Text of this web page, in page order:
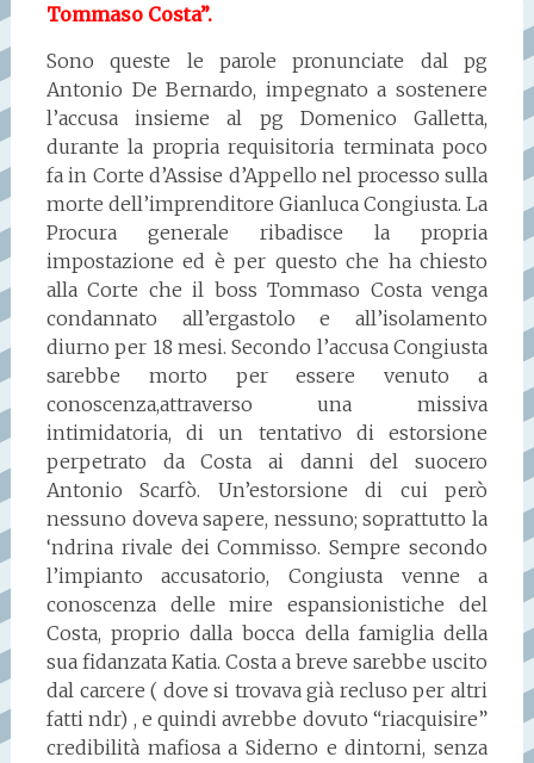
Tommaso Costa”.
Sono queste le parole pronunciate dal pg
Antonio De Bernardo, impegnato a sostenere
l’accusa insieme al pg Domenico Galletta,
durante la propria requisitoria terminata poco
fa in Corte d’Assise d’Appello nel processo sulla
morte dell’imprenditore Gianluca Congiusta. La
Procura generale ribadisce la propria
impostazione ed è per questo che ha chiesto
alla Corte che il boss Tommaso Costa venga
condannato all’ergastolo e all’isolamento
diurno per 18 mesi. Secondo l’accusa Congiusta
sarebbe morto per essere venuto a
conoscenza,attraverso una missiva
intimidatoria, di un tentativo di estorsione
perpetrato da Costa ai danni del suocero
Antonio Scarfò. Un’estorsione di cui però
nessuno doveva sapere, nessuno; soprattutto la
‘ndrina rivale dei Commisso. Sempre secondo
l’impianto accusatorio, Congiusta venne a
conoscenza delle mire espansionistiche del
Costa, proprio dalla bocca della famiglia della
sua fidanzata Katia. Costa a breve sarebbe uscito
dal carcere ( dove si trovava già recluso per altri
fatti ndr) , e quindi avrebbe dovuto “riacquisire”
credibilità mafiosa a Siderno e dintorni, senza